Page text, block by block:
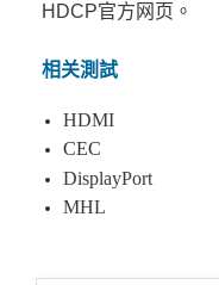
HDCP官方网页 。
相关測試
HDMI
CEC
DisplayPort
MHL